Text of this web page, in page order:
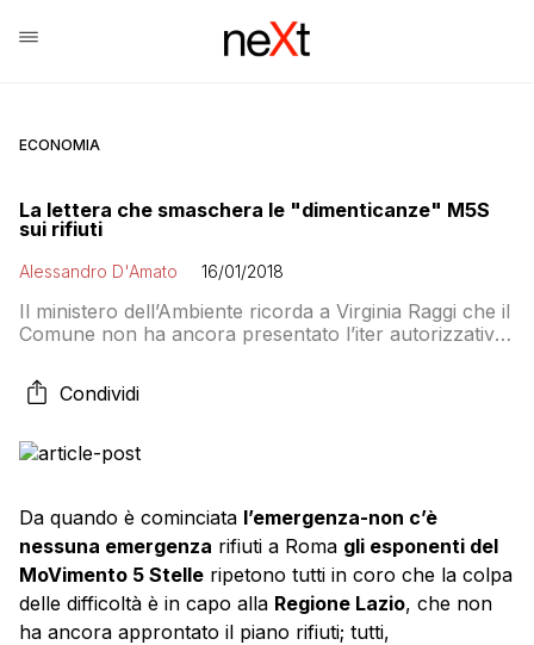
ECONOMIA
La lettera che smaschera le "dimenticanze" M5S
sui rifiuti
Alessandro D'Amato 16/01/2018
Il ministero dell’Ambiente ricorda a Virginia Raggi che il
Comune non ha ancora presentato l’iter autorizzativo
Casal Selce. E adombra la possibilità di un
commissariamento a favore della Regione Lazio. Che
Condividi
Da quando è cominciata l’emergenza-non c’è
nessuna emergenza rifiuti a Roma gli esponenti del
MoVimento 5 Stelle ripetono tutti in coro che la colpa
delle difficoltà è in capo alla Regione Lazio, che non
ha ancora approntato il piano rifiuti; tutti,